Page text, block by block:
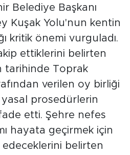
Belediye Başkanı
Kuşak Yolu'nun kentin
kritik önemi vurguladı.
ettiklerini belirten
tarihinde Toprak
verilen oy birliği
yasal prosedürlerin
etti. Şehre nefes
hayata geçirmek için
edeceklerini belirten